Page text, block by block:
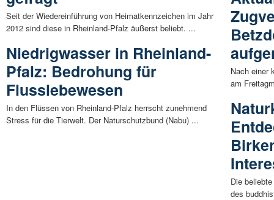
Seit der Wiedereinführung von Heimatkennzeichen im Jahr
2012 sind diese in Rheinland-Pfalz äußerst beliebt. ...
Niedrigwasser in Rheinland-
Pfalz: Bedrohung für
Flusslebewesen
In den Flüssen von Rheinland-Pfalz herrscht zunehmend
Stress für die Tierwelt. Der Naturschutzbund (Nabu) ...
Nach einer
am
Die
des